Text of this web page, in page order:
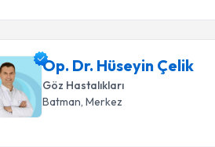
Op. Dr. Hüseyin Çelik
Göz Hastalıkları
Batman, Merkez